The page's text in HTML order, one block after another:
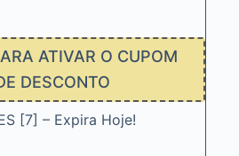
ATIVAR O CUPOM
DESCONTO
[7] – Expira Hoje!